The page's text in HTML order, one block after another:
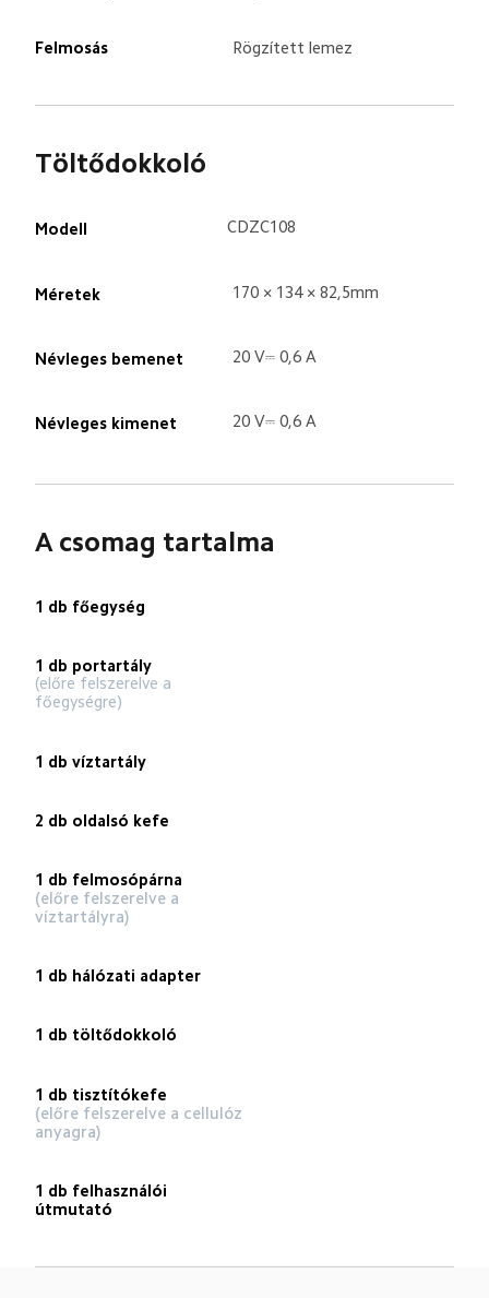
Felmosás Rögzített lemez
Töltődokkoló
Modell CDZC108
Méretek 170 × 134 × 82,5mm
Névleges bemenet 20 V⎓ 0,6 A
Névleges kimenet 20 V⎓ 0,6 A
A csomag tartalma
1 db főegység
1 db portartály
(előre felszerelve a
főegységre)
1 db víztartály
2 db oldalsó kefe
1 db felmosópárna
(előre felszerelve a
víztartályra)
1 db hálózati adapter
1 db töltődokkoló
1 db tisztítókefe
(előre felszerelve a cellulóz
anyagra)
1 db felhasználói
útmutató